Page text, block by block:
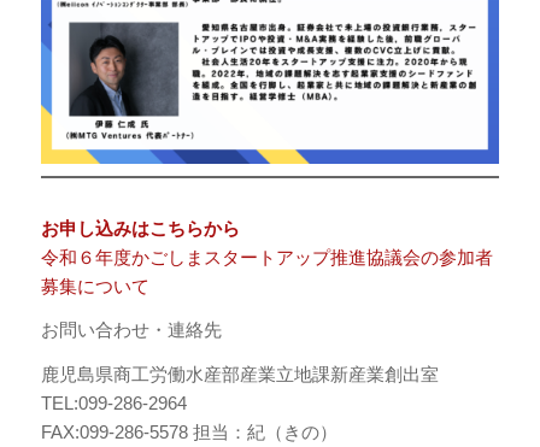
お申し込みはこちらから
令和６年度かごしまスタートアップ推進協議会の参加者
募集について
お問い合わせ・連絡先
鹿児島県商工労働水産部産業立地課新産業創出室
TEL:099-286-2964
FAX:099-286-5578 担当：紀（きの）